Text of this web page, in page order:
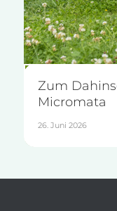
Zum
Micromata
26. Juni 2026